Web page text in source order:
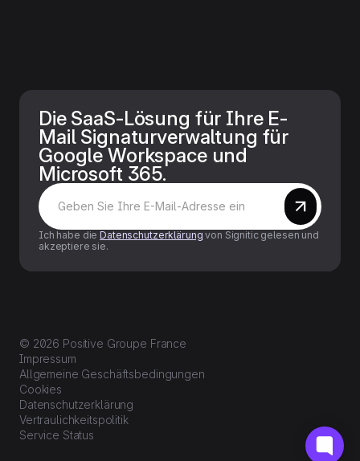
Die SaaS-Lösung für Ihre E-
Mail Signaturverwaltung für
Google Workspace und
Microsoft 365.
Ich habe dieDatenschutzerklärung von Signitic gelesen und
akzeptiere sie.
© 2026 Positive Groupe France
Impressum
Allgemeine Geschäftsbedingungen
Cookies
Datenschutzerklärung
Vertraulichkeitspolitik
Service Status